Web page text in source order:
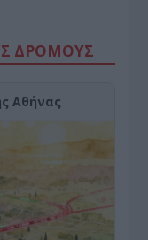
ΔΡΌΜΟΥΣ
Αθήνας